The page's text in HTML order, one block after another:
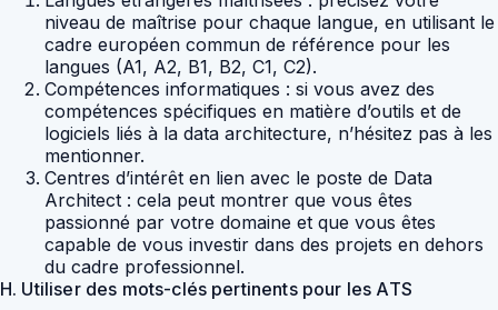
niveau de maîtrise pour chaque langue, en utilisant le
cadre européen commun de référence pour les
langues (A1, A2, B1, B2, C1, C2).
Compétences informatiques : si vous avez des
compétences spécifiques en matière d’outils et de
logiciels liés à la data architecture, n’hésitez pas à les
mentionner.
Centres d’intérêt en lien avec le poste de Data
Architect : cela peut montrer que vous êtes
passionné par votre domaine et que vous êtes
capable de vous investir dans des projets en dehors
du cadre professionnel.
H. Utiliser des mots-clés pertinents pour les ATS